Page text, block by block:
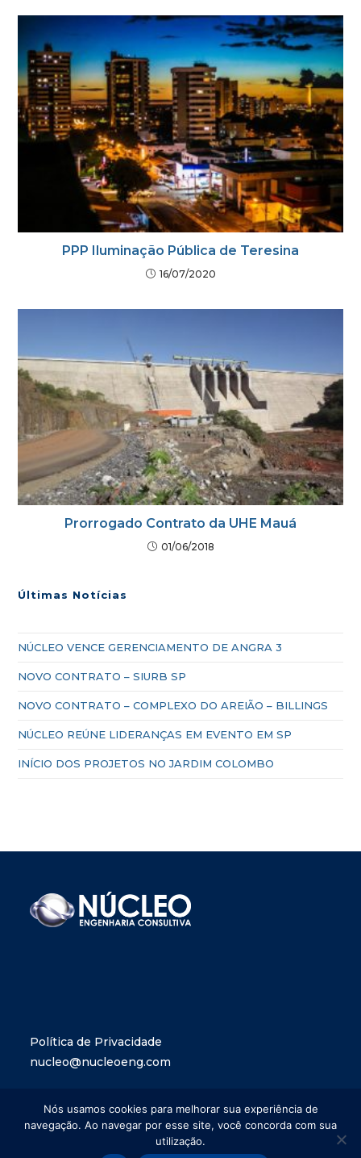
PPP Iluminação Pública de Teresina
16/07/2020
Prorrogado Contrato da UHE Mauá
01/06/2018
Últimas Notícias
NÚCLEO VENCE GERENCIAMENTO DE ANGRA 3
NOVO CONTRATO – SIURB SP
NOVO CONTRATO – COMPLEXO DO AREIÃO – BILLINGS
NÚCLEO REÚNE LIDERANÇAS EM EVENTO EM SP
INÍCIO DOS PROJETOS NO JARDIM COLOMBO
Política de Privacidade
nucleo@nucleoeng.com
Nós usamos cookies para melhorar sua experiência de
navegação. Ao navegar por esse site, você concorda com sua
utilização.